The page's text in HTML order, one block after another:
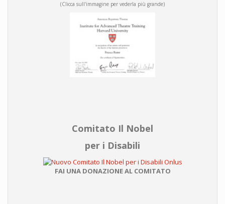
(Clicca sull'immagine per vederla più grande)
Comitato Il Nobel
per i Disabili
FAI UNA DONAZIONE AL COMITATO